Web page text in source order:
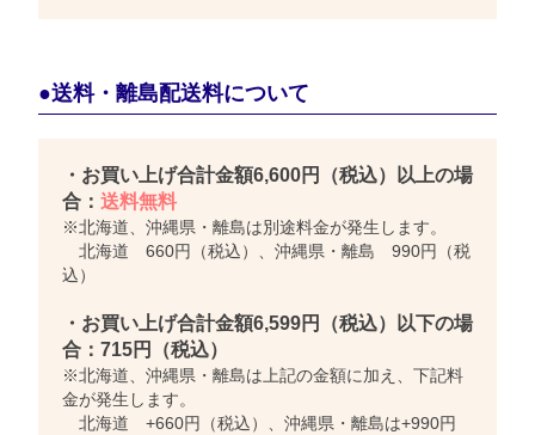
●送料・離島配送料について
・お買い上げ合計金額6,600円（税込）以上の場
合： 送料無料
※北海道、沖縄県・離島は別途料金が発生します。
北海道 660円（税込）、沖縄県・離島 990円（税
込）
・お買い上げ合計金額6,599円（税込）以下の場
合：715円（税込）
※北海道、沖縄県・離島は上記の金額に加え、下記料
金が発生します。
北海道 +660円（税込）、沖縄県・離島は+990円